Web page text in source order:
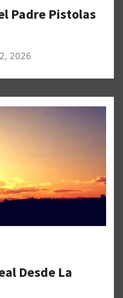
Padre Pistolas
2026
Desde La